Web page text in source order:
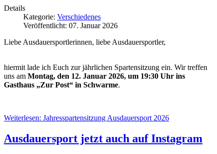
Details
Kategorie: Verschiedenes
Veröffentlicht: 07. Januar 2026
Liebe Ausdauersportlerinnen, liebe Ausdauersportler,
hiermit lade ich Euch zur jährlichen Spartensitzung ein. Wir treffen
uns am Montag, den 12. Januar 2026, um 19:30 Uhr ins
Gasthaus „Zur Post“ in Schwarme.
Weiterlesen: Jahresspartensitzung Ausdauersport 2026
Ausdauersport jetzt auch auf Instagram